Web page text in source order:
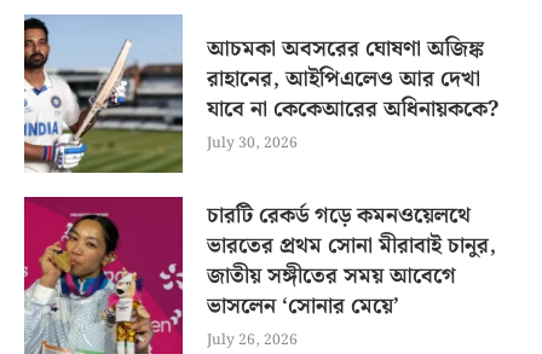
আচমকা অবসরের ঘোষণা অজিঙ্ক
রাহানের, আইপিএলেও আর দেখা
যাবে না কেকেআরের অধিনায়ককে?
July 30, 2026
চারটি রেকর্ড গড়ে কমনওয়েলথে
ভারতের প্রথম সোনা মীরাবাই চানুর,
জাতীয় সঙ্গীতের সময় আবেগে
ভাসলেন ‘সোনার মেয়ে’
July 26, 2026